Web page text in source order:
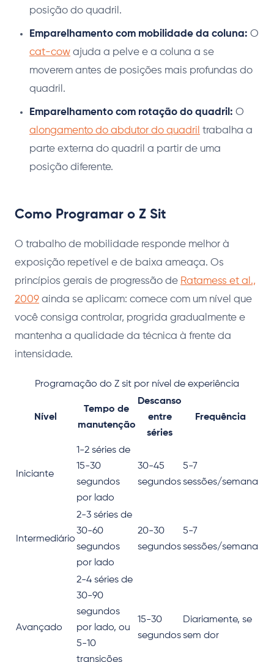
posição do quadril.
Emparelhamento com mobilidade da coluna: O
cat-cow ajuda a pelve e a coluna a se
moverem antes de posições mais profundas do
quadril.
Emparelhamento com rotação do quadril: O
alongamento do abdutor do quadril trabalha a
parte externa do quadril a partir de uma
posição diferente.
Como Programar o Z Sit
O trabalho de mobilidade responde melhor à
exposição repetível e de baixa ameaça. Os
princípios gerais de progressão de Ratamess et al.,
2009 ainda se aplicam: comece com um nível que
você consiga controlar, progrida gradualmente e
mantenha a qualidade da técnica à frente da
intensidade.
Programação do Z sit por nível de experiência
Nível
Tempo de
manutenção
Descanso
entre
séries
Frequência
Iniciante
1-2 séries de
15-30
segundos
por lado
30-45
segundos
5-7
sessões/semana
Intermediário
2-3 séries de
30-60
segundos
por lado
20-30
segundos
5-7
sessões/semana
Avançado
2-4 séries de
30-90
segundos
por lado, ou
5-10
transições
15-30
segundos
Diariamente, se
sem dor